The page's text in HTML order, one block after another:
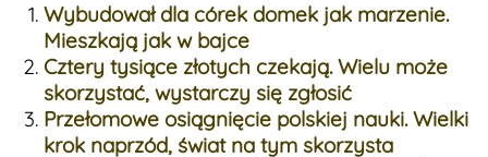
Wybudował dla córek domek jak marzenie.
Mieszkają jak w bajce
Cztery tysiące złotych czekają. Wielu może
skorzystać, wystarczy się zgłosić
Przełomowe osiągnięcie polskiej nauki. Wielki
krok naprzód, świat na tym skorzysta